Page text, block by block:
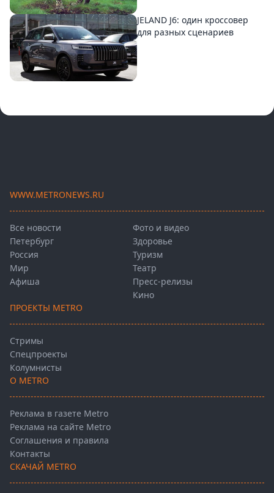
JELAND J6: один кроссовер
для разных сценариев
WWW.METRONEWS.RU
Все новости
Петербург
Россия
Мир
Афиша
Фото и видео
Здоровье
Туризм
Театр
Пресс-релизы
Кино
ПРОЕКТЫ METRO
Стримы
Спецпроекты
Колумнисты
О METRO
Реклама в газете Metro
Реклама на сайте Metro
Соглашения и правила
Контакты
СКАЧАЙ METRO